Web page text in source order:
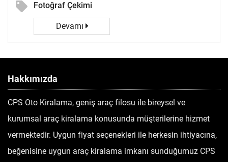
Fotoğraf Çekimi
Devamı
Hakkımızda
CPS Oto Kiralama, geniş araç filosu ile bireysel ve
kurumsal araç kiralama konusunda müşterilerine hizmet
vermektedir. Uygun fiyat seçenekleri ile herkesin ihtiyacına,
beğenisine uygun araç kiralama imkanı sunduğumuz CPS